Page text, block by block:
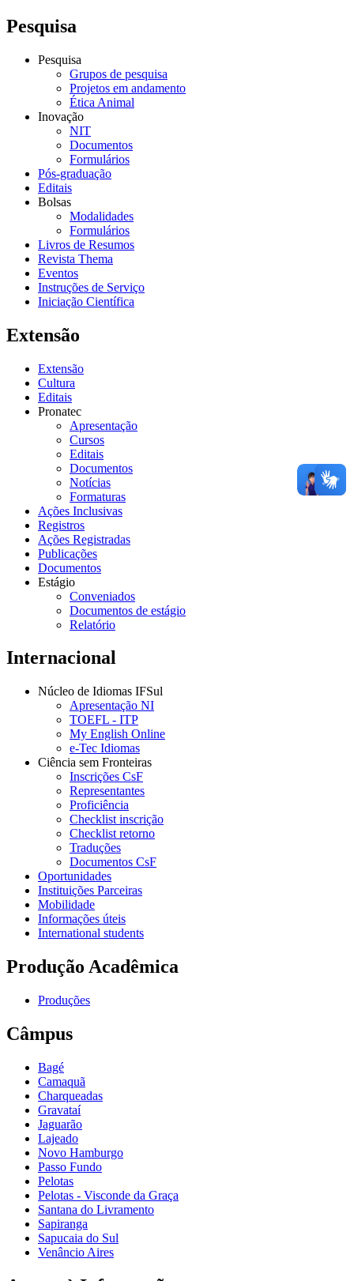
Pesquisa
Pesquisa
Grupos de pesquisa
Projetos em andamento
Ética Animal
Inovação
NIT
Documentos
Formulários
Pós-graduação
Editais
Bolsas
Modalidades
Formulários
Livros de Resumos
Revista Thema
Eventos
Instruções de Serviço
Iniciação Científica
Extensão
Extensão
Cultura
Editais
Pronatec
Apresentação
Cursos
Editais
Documentos
Notícias
Formaturas
Ações Inclusivas
Registros
Ações Registradas
Publicações
Documentos
Estágio
Conveniados
Documentos de estágio
Relatório
Internacional
Núcleo de Idiomas IFSul
Apresentação NI
TOEFL - ITP
My English Online
e-Tec Idiomas
Ciência sem Fronteiras
Inscrições CsF
Representantes
Proficiência
Checklist inscrição
Checklist retorno
Traduções
Documentos CsF
Oportunidades
Instituições Parceiras
Mobilidade
Informações úteis
International students
Produção Acadêmica
Produções
Câmpus
Bagé
Camaquã
Charqueadas
Gravataí
Jaguarão
Lajeado
Novo Hamburgo
Passo Fundo
Pelotas
Pelotas - Visconde da Graça
Santana do Livramento
Sapiranga
Sapucaia do Sul
Venâncio Aires